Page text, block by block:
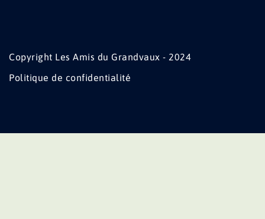
Copyright Les Amis du Grandvaux - 2024
Politique de confidentialité